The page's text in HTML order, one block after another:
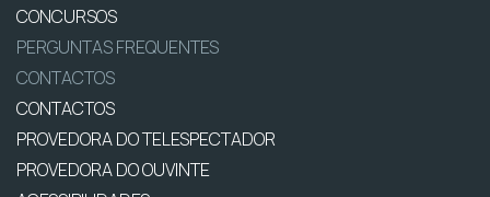
CONCURSOS
PERGUNTAS FREQUENTES
CONTACTOS
CONTACTOS
PROVEDORA DO TELESPECTADOR
PROVEDORA DO OUVINTE